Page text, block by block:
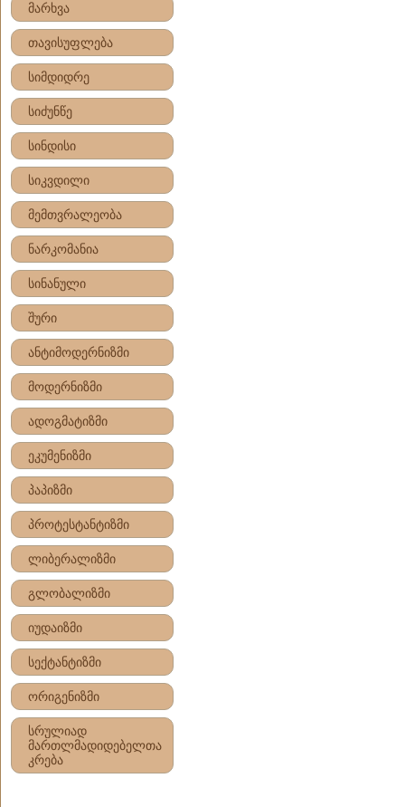
მარხვა
თავისუფლება
სიმდიდრე
სიძუნწე
სინდისი
სიკვდილი
მემთვრალეობა
ნარკომანია
სინანული
შური
ანტიმოდერნიზმი
მოდერნიზმი
ადოგმატიზმი
ეკუმენიზმი
პაპიზმი
პროტესტანტიზმი
ლიბერალიზმი
გლობალიზმი
იუდაიზმი
სექტანტიზმი
ორიგენიზმი
სრულიად
მართლმადიდებელთა
კრება